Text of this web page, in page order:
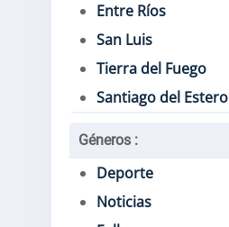
Entre Ríos
San Luis
Tierra del Fuego
Santiago del Estero
Géneros :
Deporte
Noticias